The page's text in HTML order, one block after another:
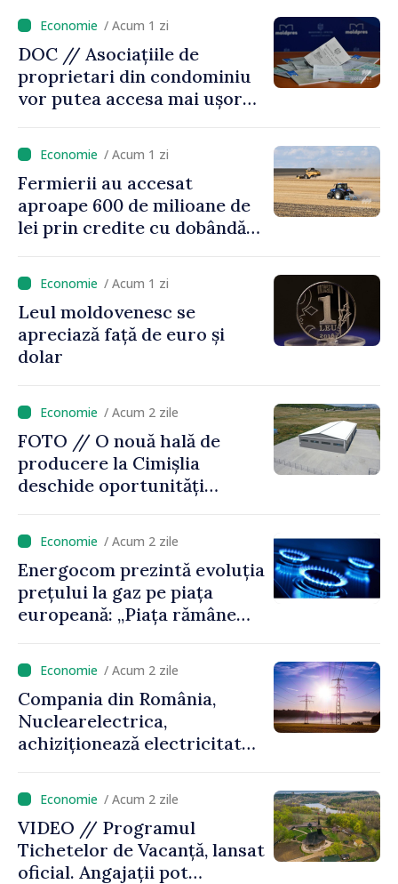
/ Acum 1 zi
DOC // Asociațiile de
proprietari din condominiu
vor putea accesa mai ușor
energetică a blocurilor
locative
/ Acum 1 zi
Fermierii au accesat
aproape 600 de milioane de
lei prin credite cu dobândă
/ Acum 1 zi
Leul moldovenesc se
apreciază față de euro și
dolar
/ Acum 2 zile
FOTO // O nouă hală de
producere la Cimișlia
deschide oportunități
regiune
/ Acum 2 zile
Energocom prezintă evoluția
prețului la gaz pe piața
europeană: „Piața rămâne
geopolitice”
/ Acum 2 zile
Compania din România,
Nuclearelectrica,
achiziționează electricitate
furnizorului de energie din
Republica Moldova
/ Acum 2 zile
VIDEO // Programul
Tichetelor de Vacanță, lansat
oficial. Angajații pot